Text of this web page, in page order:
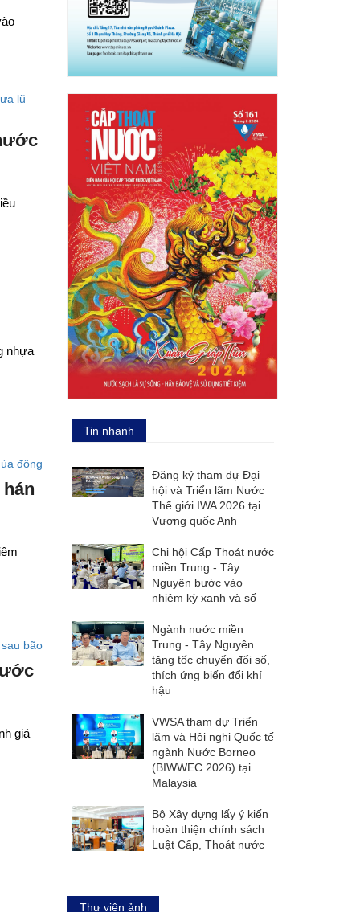
nhựa
giá
Tin nhanh
Đăng ký tham dự Đại
hội và Triển lãm Nước
Thế giới IWA 2026 tại
Vương quốc Anh
Chi hội Cấp Thoát nước
miền Trung - Tây
Nguyên bước vào
nhiệm kỳ xanh và số
Ngành nước miền
Trung - Tây Nguyên
tăng tốc chuyển đổi số,
thích ứng biến đổi khí
hậu
VWSA tham dự Triển
lãm và Hội nghị Quốc tế
ngành Nước Borneo
(BIWWEC 2026) tại
Malaysia
Bộ Xây dựng lấy ý kiến
hoàn thiện chính sách
Luật Cấp, Thoát nước
Thư viện ảnh